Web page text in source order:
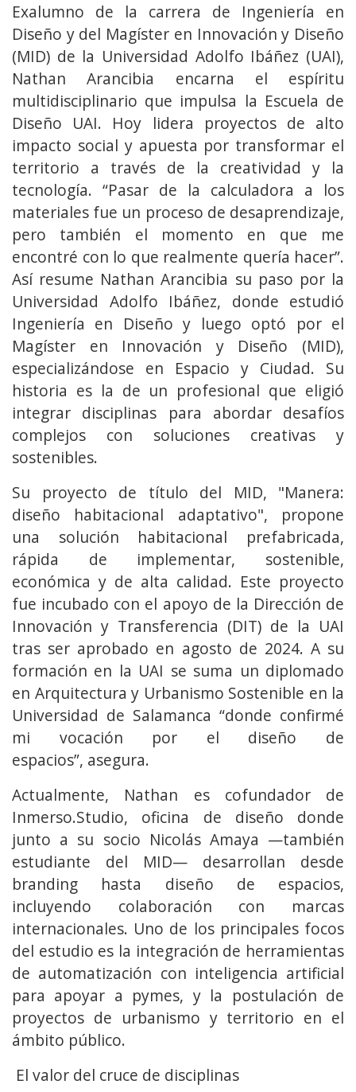
Exalumno de la carrera de Ingeniería en
Diseño y del Magíster en Innovación y Diseño
(MID) de la Universidad Adolfo Ibáñez (UAI),
Nathan Arancibia encarna el espíritu
multidisciplinario que impulsa la Escuela de
Diseño UAI. Hoy lidera proyectos de alto
impacto social y apuesta por transformar el
territorio a través de la creatividad y la
tecnología. “Pasar de la calculadora a los
materiales fue un proceso de desaprendizaje,
pero también el momento en que me
encontré con lo que realmente quería hacer”.
Así resume Nathan Arancibia su paso por la
Universidad Adolfo Ibáñez, donde estudió
Ingeniería en Diseño y luego optó por el
Magíster en Innovación y Diseño (MID),
especializándose en Espacio y Ciudad. Su
historia es la de un profesional que eligió
integrar disciplinas para abordar desafíos
complejos con soluciones creativas y
sostenibles.
Su proyecto de título del MID, "Manera:
diseño habitacional adaptativo", propone
una solución habitacional prefabricada,
rápida de implementar, sostenible,
económica y de alta calidad. Este proyecto
fue incubado con el apoyo de la Dirección de
Innovación y Transferencia (DIT) de la UAI
tras ser aprobado en agosto de 2024. A su
formación en la UAI se suma un diplomado
en Arquitectura y Urbanismo Sostenible en la
Universidad de Salamanca “donde confirmé
mi vocación por el diseño de
espacios”, asegura.
Actualmente, Nathan es cofundador de
Inmerso.Studio, oficina de diseño donde
junto a su socio Nicolás Amaya —también
estudiante del MID— desarrollan desde
branding hasta diseño de espacios,
incluyendo colaboración con marcas
internacionales. Uno de los principales focos
del estudio es la integración de herramientas
de automatización con inteligencia artificial
para apoyar a pymes, y la postulación de
proyectos de urbanismo y territorio en el
ámbito público.
El valor del cruce de disciplinas